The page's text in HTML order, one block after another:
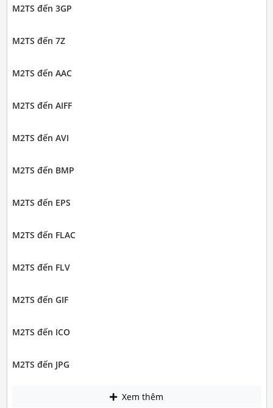
M2TS đến 3GP
M2TS đến 7Z
M2TS đến AAC
M2TS đến AIFF
M2TS đến AVI
M2TS đến BMP
M2TS đến EPS
M2TS đến FLAC
M2TS đến FLV
M2TS đến GIF
M2TS đến ICO
M2TS đến JPG
Xem thêm